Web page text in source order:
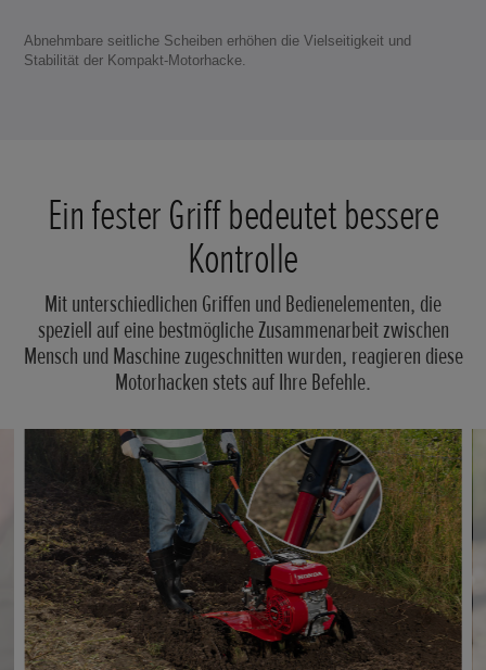
Abnehmbare seitliche Scheiben erhöhen die Vielseitigkeit und
Stabilität der Kompakt-Motorhacke.
Ein fester Griff bedeutet bessere
Kontrolle
Mit unterschiedlichen Griffen und Bedienelementen, die
speziell auf eine bestmögliche Zusammenarbeit zwischen
Mensch und Maschine zugeschnitten wurden, reagieren diese
Motorhacken stets auf Ihre Befehle.